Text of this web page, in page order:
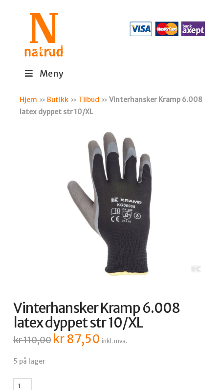
Meny
Hjem » Butikk » Tilbud »Vinterhansker Kramp 6.008
latex dyppet str 10/XL
Vinterhansker Kramp 6.008
latex dyppet str 10/XL
kr110,00 Opprinnelig
pris
kr87,50 Nåværende
pris
inkl. mva.
5 på lager
Vinterhansker